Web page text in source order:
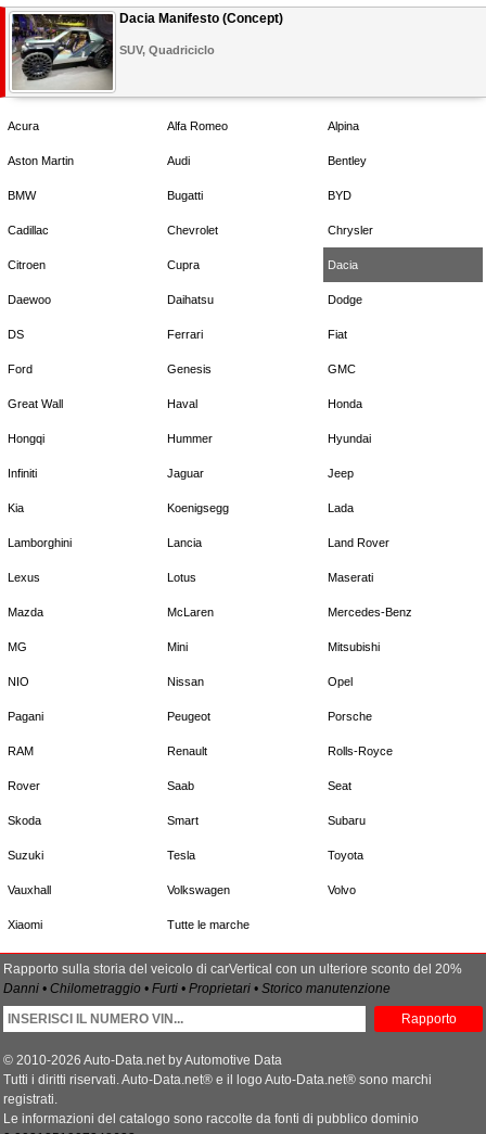
Dacia Manifesto (Concept)
SUV, Quadriciclo
Acura Alfa Romeo Alpina
Aston Martin Audi Bentley
BMW Bugatti BYD
Cadillac Chevrolet Chrysler
Citroen Cupra Dacia
Daewoo Daihatsu Dodge
DS Ferrari Fiat
Ford Genesis GMC
Great Wall Haval Honda
Hongqi Hummer Hyundai
Infiniti Jaguar Jeep
Kia Koenigsegg Lada
Lamborghini Lancia Land Rover
Lexus Lotus Maserati
Mazda McLaren Mercedes-Benz
MG Mini Mitsubishi
NIO Nissan Opel
Pagani Peugeot Porsche
RAM Renault Rolls-Royce
Rover Saab Seat
Skoda Smart Subaru
Suzuki Tesla Toyota
Vauxhall Volkswagen Volvo
Xiaomi Tutte le marche
Rapporto sulla storia del veicolo di carVertical con un ulteriore sconto del 20%
Danni • Chilometraggio • Furti • Proprietari • Storico manutenzione
Rapporto
© 2010-2026 Auto-Data.net by Automotive Data
Tutti i diritti riservati. Auto-Data.net® e il logo Auto-Data.net® sono marchi
registrati.
Le informazioni del catalogo sono raccolte da fonti di pubblico dominio